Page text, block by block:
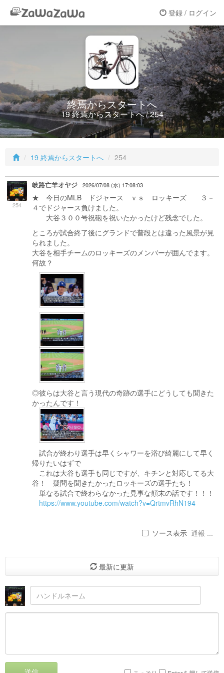
登録 / ログイン
終焉からスタートへ
19 終焉からスタートへ / 254
19 終焉からスタートへ 254
254
岐路亡羊オヤジ 2026/07/08 (水) 17:08:03
★ 今日のMLB ドジャース ｖｓ ロッキーズ ３－
４でドジャース負けました。
大谷３００号祝砲を祝いたかったけど残念でした。
ところが試合終了後にグランドで普段とは違った風景が見
られました。
大谷を相手チームのロッキーズのメンバーが囲んでます。
何故？
◎彼らは大谷と言う現代の奇跡の選手にどうしても聞きた
かったんです！
試合が終わり選手は早くシャワーを浴び綺麗にして早く
帰りたいはずで
これは大谷も選手も同じですが、キチンと対応してる大
谷！ 疑問を聞きたかったロッキーズの選手たち！
単なる試合で終わらなかった見事な顛末の話です！！！
https://www.youtube.com/watch?v=QrtmvRhN194
ソース表示 通報 ...
最新に更新